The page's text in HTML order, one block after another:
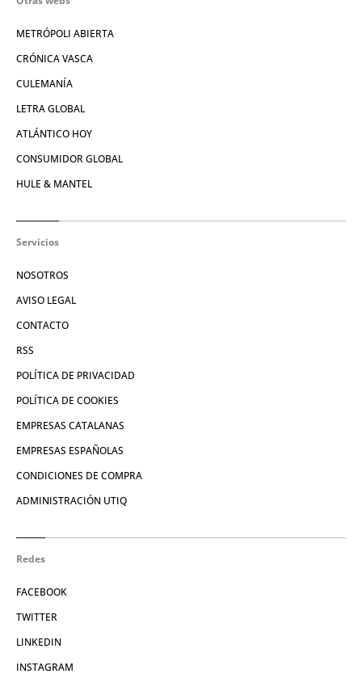
METRÓPOLI ABIERTA
CRÓNICA VASCA
CULEMANÍA
LETRA GLOBAL
ATLÁNTICO HOY
CONSUMIDOR GLOBAL
HULE & MANTEL
Servicios
NOSOTROS
AVISO LEGAL
CONTACTO
RSS
POLÍTICA DE PRIVACIDAD
POLÍTICA DE COOKIES
EMPRESAS CATALANAS
EMPRESAS ESPAÑOLAS
CONDICIONES DE COMPRA
ADMINISTRACIÓN UTIQ
Redes
FACEBOOK
TWITTER
LINKEDIN
INSTAGRAM